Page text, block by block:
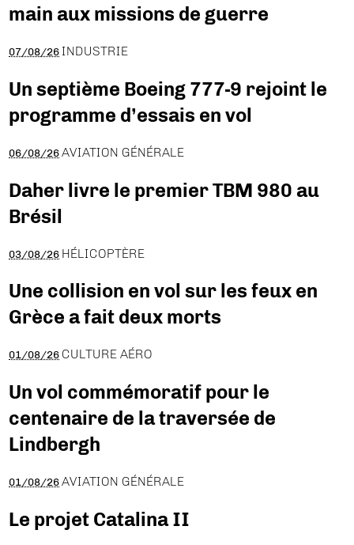
main aux missions de guerre
07/08/26 INDUSTRIE
Un septième Boeing 777-9 rejoint le
programme d’essais en vol
06/08/26 AVIATION GÉNÉRALE
Daher livre le premier TBM 980 au
Brésil
03/08/26 HÉLICOPTÈRE
Une collision en vol sur les feux en
Grèce a fait deux morts
01/08/26 CULTURE AÉRO
Un vol commémoratif pour le
centenaire de la traversée de
Lindbergh
01/08/26 AVIATION GÉNÉRALE
Le projet Catalina II